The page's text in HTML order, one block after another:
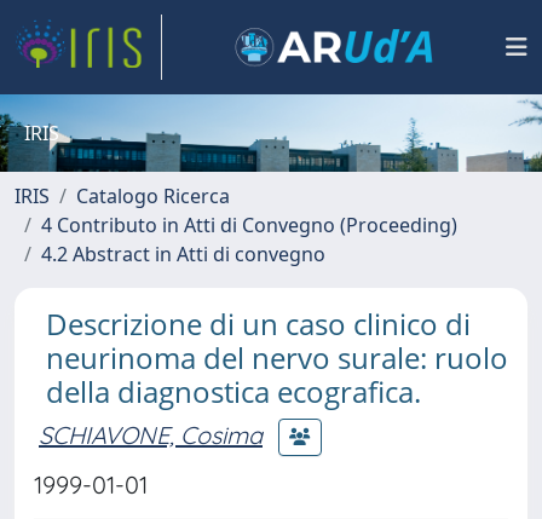
IRIS
IRIS
Catalogo Ricerca
4 Contributo in Atti di Convegno (Proceeding)
4.2 Abstract in Atti di convegno
Descrizione di un caso clinico di
neurinoma del nervo surale: ruolo
della diagnostica ecografica.
SCHIAVONE, Cosima
1999-01-01